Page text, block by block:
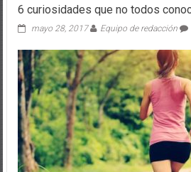
6 curiosidades que no todos
mayo 28, 2017 Equipo de redacción